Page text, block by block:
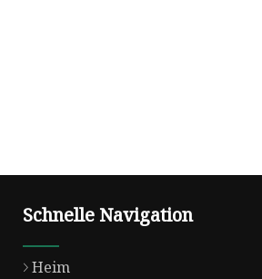
Schnelle Navigation
Heim